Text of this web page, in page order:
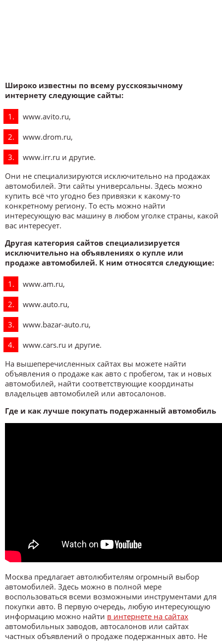
Широко известны по всему русскоязычному
интернету следующие сайты:
www.avito.ru,
www.drom.ru,
www.irr.ru и другие.
Они не специализируются исключительно на продажах
автомобилей. Эти сайты универсальны. Здесь можно
купить всё что угодно без привязки к какому-то
конкретному региону. То есть можно найти
интересующую вас машину в любом уголке страны, какой
вас интересует.
Другая категория сайтов специализируется
исключительно на объявлениях о купле или
продаже автомобилей. К ним относятся следующие:
www.am.ru,
www.auto.ru,
www.bazar-auto.ru,
www.cars.ru и другие.
На вышеперечисленных сайтах вы можете найти
объявления о продаже как авто с пробегом, так и новых
автомобилей, найти соответствующие координаты
владельцев автомобилей или автосалонов.
Где и как лучше покупать подержанный автомобиль
Москва предлагает автолюбителям огромный выбор
автомобилей. Здесь можно в полной мере
воспользоваться всеми возможными инструментами для
покупки авто. В первую очередь, любую интересующую
информацию можно найти в интернете на сайтах
автомобильных заводов, автосалонов или сайтах
частных объявлений о продаже подержанных авто. Не